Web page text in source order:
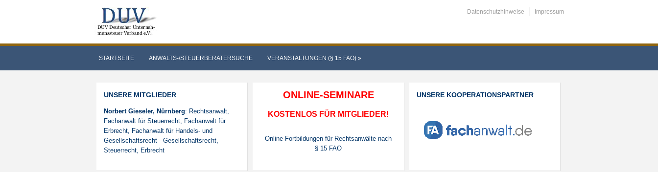
Datenschutzhinweise Impressum
STARTSEITE ANWALTS-/STEUERBERATERSUCHE VERANSTALTUNGEN (§ 15 FAO) »
UNSERE MITGLIEDER
Norbert Gieseler, Nürnberg: Rechtsanwalt,
Fachanwalt für Steuerrecht, Fachanwalt für
Erbrecht, Fachanwalt für Handels- und
Gesellschaftsrecht - Gesellschaftsrecht,
Steuerrecht, Erbrecht
ONLINE-SEMINARE
KOSTENLOS FÜR MITGLIEDER!
Online-Fortbildungen für Rechtsanwälte nach
§ 15 FAO
UNSERE KOOPERATIONSPARTNER